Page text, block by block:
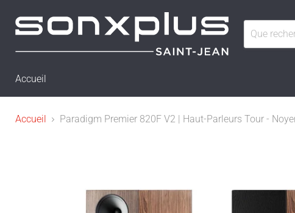
Accueil
Accueil Paradigm Premier 820F V2 | Haut-Parleurs Tour -